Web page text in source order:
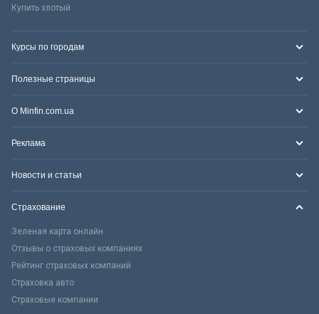
Купить злотый
Курсы по городам
Полезные страницы
О Minfin.com.ua
Реклама
Новости и статьи
Страхование
Зеленая карта онлайн
Отзывы о страховых компаниях
Рейтинг страховых компаний
Страховка авто
Страховые компании